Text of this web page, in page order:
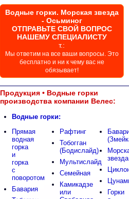
Водные горки. Морская звезда
- Осьминог
ОТПРАВЬТЕ СВОЙ ВОПРОС
НАШЕМУ СПЕЦИАЛИСТУ
т.:
Мы ответим на все ваши вопросы. Это
бесплатно и ни к чему вас не
обязывает!
Продукция • Водные горки
производства компании Велес:
Водные горки:
Прямая
водная
горка
и
горка
с
поворотом
Бавария
Рафтинг
Тобогган
(Бодислайд)
Мультислайд
Семейная
Камикадзе
или
звезда
Горки